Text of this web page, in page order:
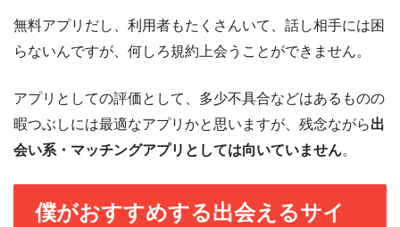
無料アプリだし、利用者もたくさんいて、話し相手には困
らないんですが、何しろ規約上会うことができません。
アプリとしての評価として、多少不具合などはあるものの
暇つぶしには最適なアプリかと思いますが、残念ながら出
会い系・マッチングアプリとしては向いていません。
僕がおすすめする出会えるサイ